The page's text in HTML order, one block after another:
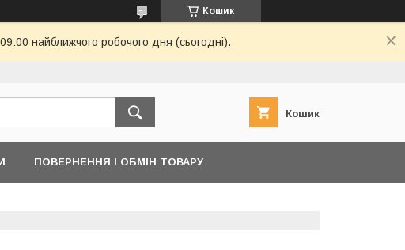
Кошик
найближчого робочого дня (сьогодні).
Кошик
ПОВЕРНЕННЯ І ОБМІН ТОВАРУ